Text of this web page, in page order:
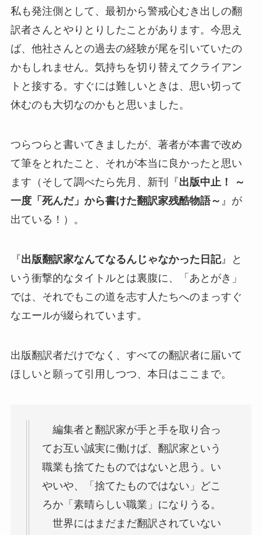
私も発注側として、最初から警戒心むき出しの翻
訳者さんとやりとりしたことがあります。今思え
ば、他社さんとの過去の経験が尾を引いていたの
かもしれません。気持ちを切り替えてクライアン
トと接する。すぐには難しいときは、思い切って
休むのも大切なのかもと思いました。
つらつらと書いてきましたが、著者が本書で改め
て筆をとれたこと、それが本当に良かったと思い
ます（そして調べたら先月、新刊『出版中止！ ～
一度「死んだ」から書けた翻訳家残酷物語～ 』が
出ている！）。
『出版翻訳家なんてなるんじゃなかった日記』と
いう衝撃的なタイトルとは裏腹に、「あとがき」
では、それでもこの道を志す人たちへのまっすぐ
なエールが綴られています。
出版翻訳者だけでなく、すべての翻訳者に届いて
ほしいと願って引用しつつ、本日はここまで。
編集者と翻訳家が手と手を取り合っ
てお互い誠実に働けば、翻訳家という
職業も捨てたものではないと思う。い
やいや、「捨てたものではない」どこ
ろか「素晴らしい職業」になりうる。
世界にはまだまだ翻訳されていない